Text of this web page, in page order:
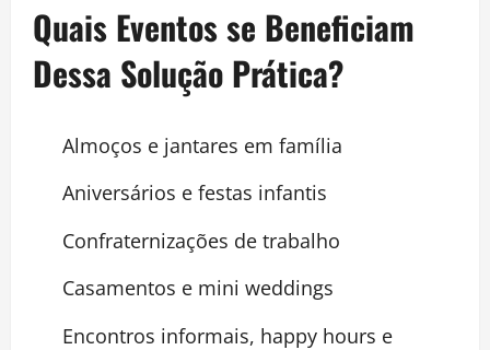
Quais Eventos se Beneficiam
Dessa Solução Prática?
Almoços e jantares em família
Aniversários e festas infantis
Confraternizações de trabalho
Casamentos e mini weddings
Encontros informais, happy hours e